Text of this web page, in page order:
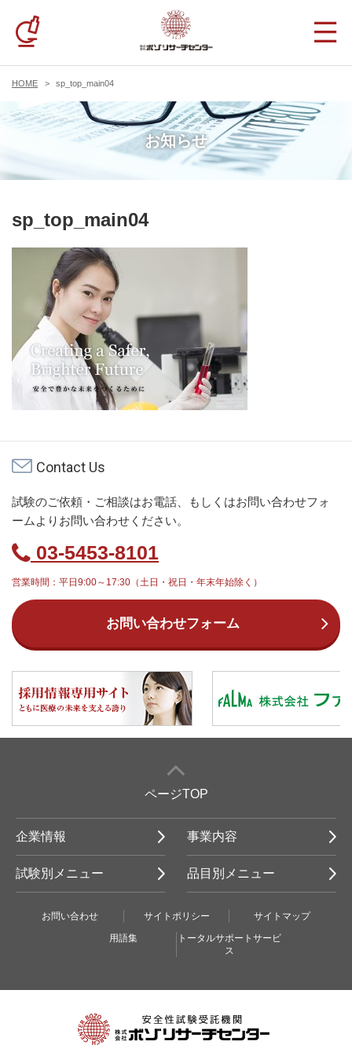
HOME sp_top_main04
お知らせ
sp_top_main04
Contact Us
試験のご依頼・ご相談はお電話、もしくはお問い合わせフォ
ームよりお問い合わせください。
03-5453-8101
営業時間：平日9:00～17:30（土日・祝日・年末年始除く）
お問い合わせフォーム
ページTOP
企業情報 事業内容
試験別メニュー 品目別メニュー
お問い合わせ サイトポリシー
サイトマップ
用語集
トータルサポートサービ
ス